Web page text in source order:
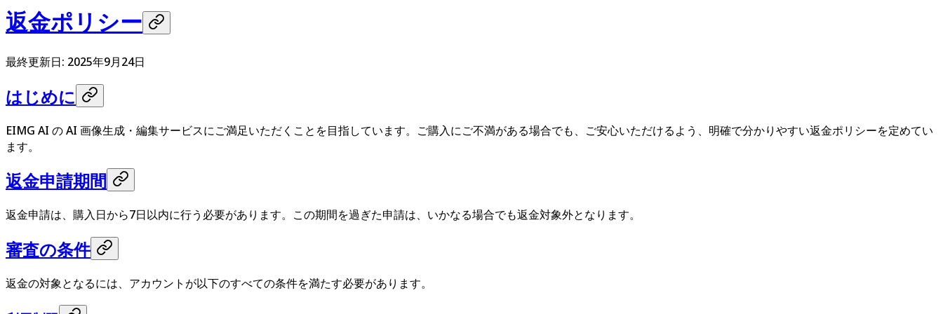
返金ポリシー
最終更新日: 2025年9月24日
はじめに
EIMG AI の AI 画像生成・編集サービスにご満足いただくことを目指しています。ご購入にご不満がある場合でも、ご安心いただけるよう、明確で分かりやすい返金ポリシーを定めてい
ます。
返金申請期間
返金申請は、購入日から7日以内に行う必要があります。この期間を過ぎた申請は、いかなる場合でも返金対象外となります。
審査の条件
返金の対象となるには、アカウントが以下のすべての条件を満たす必要があります。